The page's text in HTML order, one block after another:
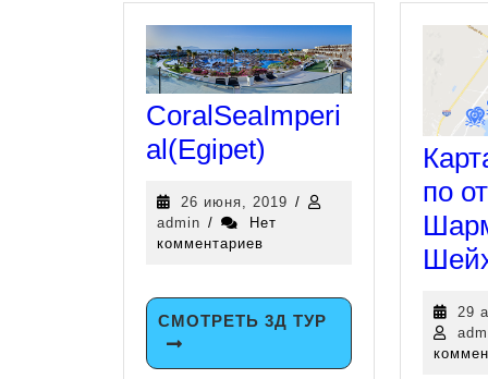
CoralSeaImperi
al(Egipet)
26 июня, 2019 /
admin /
Нет
комментариев
СМОТРЕТЬ 3Д ТУР
по
29